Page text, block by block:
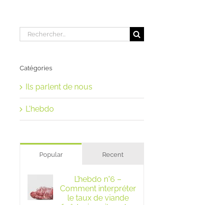
Rechercher:
Catégories
Ils parlent de nous
L'hebdo
Popular Recent
L’hebdo n°6 –
Comment interpréter
le taux de viande